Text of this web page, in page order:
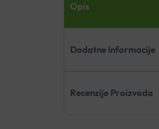
Opis
Dodatne Informacije
Recenzije Proizvoda